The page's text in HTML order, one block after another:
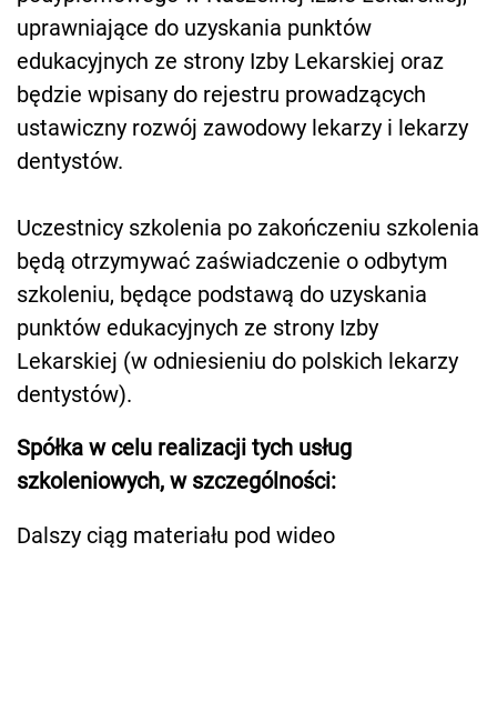
uprawniające do uzyskania punktów
edukacyjnych ze strony Izby Lekarskiej oraz
będzie wpisany do rejestru prowadzących
ustawiczny rozwój zawodowy lekarzy i lekarzy
dentystów.
Uczestnicy szkolenia po zakończeniu szkolenia
będą otrzymywać zaświadczenie o odbytym
szkoleniu, będące podstawą do uzyskania
punktów edukacyjnych ze strony Izby
Lekarskiej (w odniesieniu do polskich lekarzy
dentystów).
Spółka w celu realizacji tych usług
szkoleniowych, w szczególności:
Dalszy ciąg materiału pod wideo